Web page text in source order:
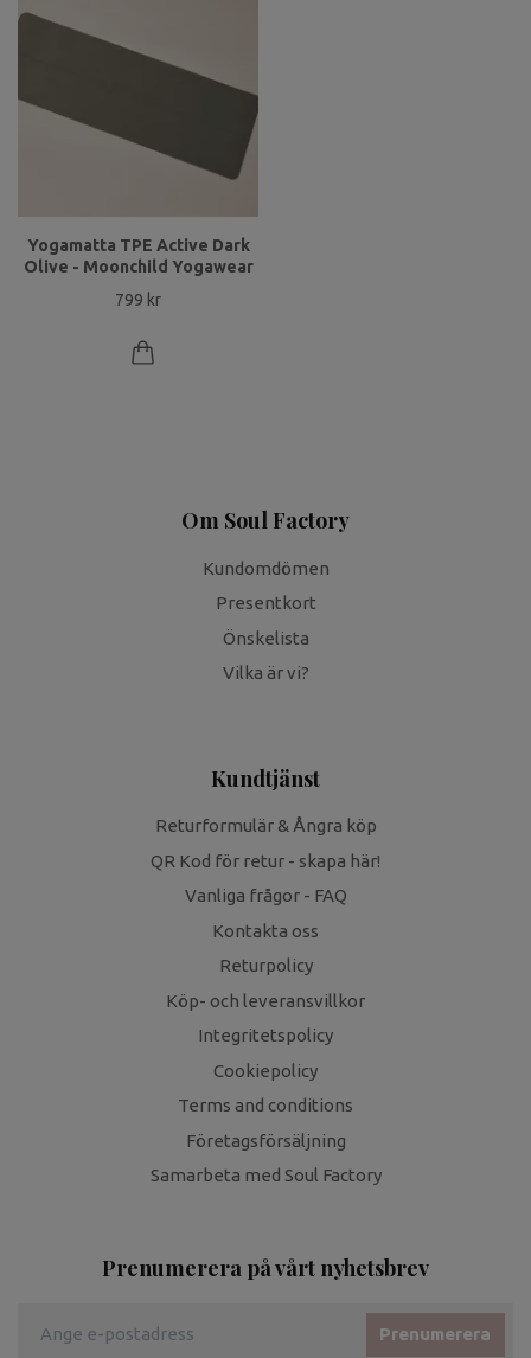
Yogamatta TPE Active Dark
Olive - Moonchild Yogawear
799 kr
Om Soul Factory
Kundomdömen
Presentkort
Önskelista
Vilka är vi?
Kundtjänst
Returformulär & Ångra köp
QR Kod för retur - skapa här!
Vanliga frågor - FAQ
Kontakta oss
Returpolicy
Köp- och leveransvillkor
Integritetspolicy
Cookiepolicy
Terms and conditions
Företagsförsäljning
Samarbeta med Soul Factory
Prenumerera på vårt nyhetsbrev
Prenumerera